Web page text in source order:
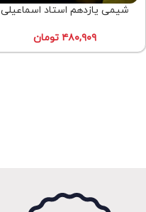
شیمی یازدهم استاد اسماعیلی
۴۸۰,۹۰۹ تومان